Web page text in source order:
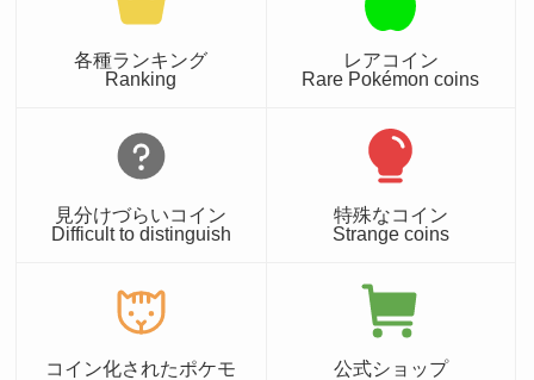
各種ランキング
Ranking
レアコイン
Rare Pokémon coins
見分けづらいコイン
Difficult to distinguish
特殊なコイン
Strange coins
コイン化されたポケモ
公式ショップ